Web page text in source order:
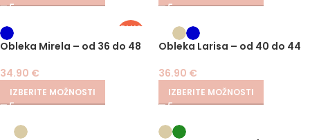
PLUS
Obleka Mirela – od 36 do 48
34.90 €
IZBERITE MOŽNOSTI
Obleka Larisa – od 40 do 44
36.90 €
IZBERITE MOŽNOSTI